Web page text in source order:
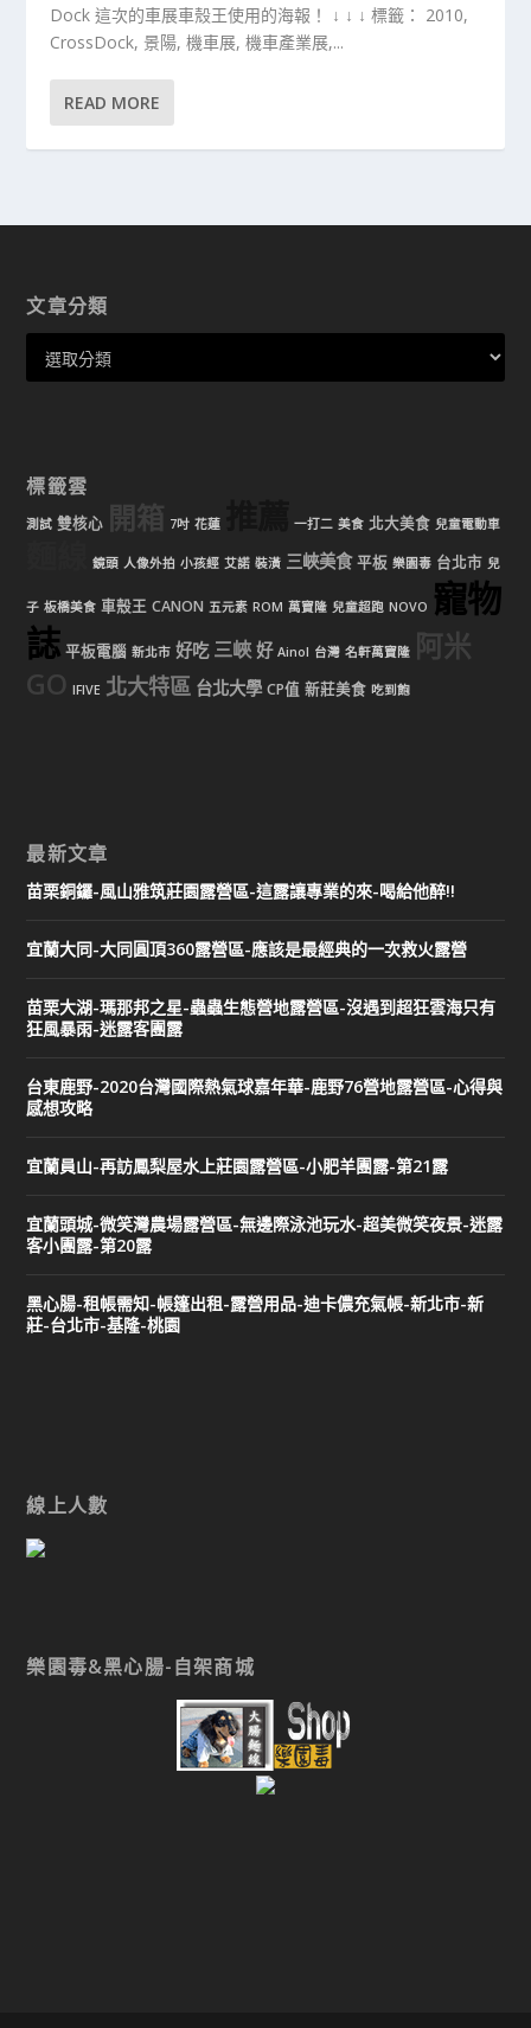
Dock 這次的車展車殼王使用的海報！ ↓ ↓ ↓ 標籤： 2010,
CrossDock, 景陽, 機車展, 機車產業展,...
READ MORE
文章分類
標籤雲
測試 雙核心 開箱 7吋 花蓮 一打二 美食 北大美食 兒童電動車
鏡頭 人像外拍 小孩經 艾諾 裝潢 三峽美食 平板 樂園毒 台北市 兒
子 板橋美食 車殼王 CANON 五元素 ROM 萬寶隆 兒童超跑 NOVO 寵物
誌 平板電腦 新北市 好吃 三峽 好 Ainol 台灣 名軒萬寶隆
阿米
GO IFIVE 北大特區 台北大學 CP值 新莊美食 吃到飽
最新文章
苗栗銅鑼-風山雅筑莊園露營區-這露讓專業的來-喝給他醉!!
宜蘭大同-大同圓頂360露營區-應該是最經典的一次救火露營
苗栗大湖-瑪那邦之星-蟲蟲生態營地露營區-沒遇到超狂雲海只有
狂風暴雨-迷露客團露
台東鹿野-2020台灣國際熱氣球嘉年華-鹿野76營地露營區-心得與
感想攻略
宜蘭員山-再訪鳳梨屋水上莊園露營區-小肥羊團露-第21露
宜蘭頭城-微笑灣農場露營區-無邊際泳池玩水-超美微笑夜景-迷露
客小團露-第20露
黑心腸-租帳需知-帳篷出租-露營用品-迪卡儂充氣帳-新北市-新
莊-台北市-基隆-桃園
線上人數
樂園毒&黑心腸-自架商城